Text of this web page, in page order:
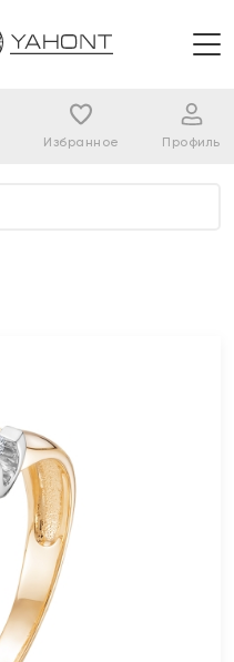
Избранное Профиль